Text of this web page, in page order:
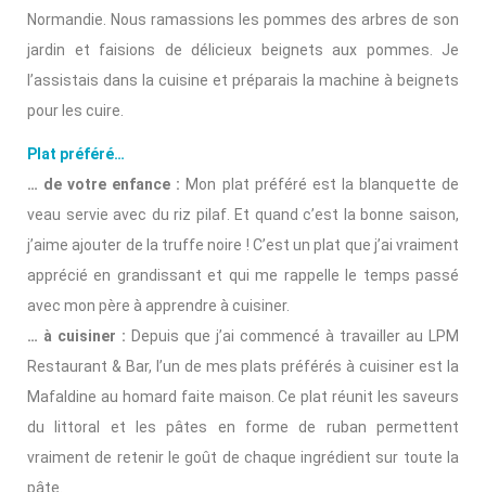
Normandie. Nous ramassions les pommes des arbres de son
jardin et faisions de délicieux beignets aux pommes. Je
l’assistais dans la cuisine et préparais la machine à beignets
pour les cuire.
Plat préféré…
… de votre enfance : Mon plat préféré est la blanquette de
veau servie avec du riz pilaf. Et quand c’est la bonne saison,
j’aime ajouter de la truffe noire ! C’est un plat que j’ai vraiment
apprécié en grandissant et qui me rappelle le temps passé
avec mon père à apprendre à cuisiner.
… à cuisiner : Depuis que j’ai commencé à travailler au LPM
Restaurant & Bar, l’un de mes plats préférés à cuisiner est la
Mafaldine au homard faite maison. Ce plat réunit les saveurs
du littoral et les pâtes en forme de ruban permettent
vraiment de retenir le goût de chaque ingrédient sur toute la
pâte.